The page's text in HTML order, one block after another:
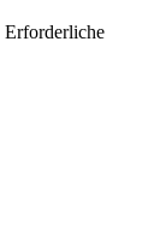
Erforderliche